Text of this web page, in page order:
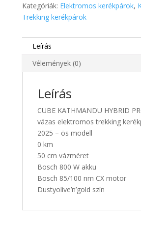
Kategóriák: Elektromos kerékpárok,
Trekking kerékpárok
Leírás
Vélemények (0)
Leírás
CUBE KATHMANDU HYBRID
vázas elektromos trekking
2025 – ös modell
0 km
50 cm vázméret
Bosch 800 W akku
Bosch 85/100 nm CX motor
Dustyolive’n’gold szín